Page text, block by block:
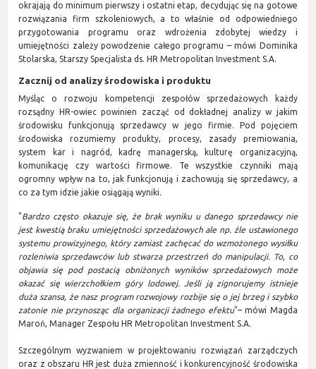
okrajają do minimum pierwszy i ostatni etap, decydując się na gotowe
rozwiązania firm szkoleniowych, a to właśnie od odpowiedniego
przygotowania programu oraz wdrożenia zdobytej wiedzy i
umiejętności zależy powodzenie całego programu – mówi Dominika
Stolarska, Starszy Specjalista ds. HR Metropolitan Investment S.A.
Zacznij od analizy środowiska i produktu
Myśląc o rozwoju kompetencji zespołów sprzedażowych każdy
rozsądny HR-owiec powinien zacząć od dokładnej analizy w jakim
środowisku funkcjonują sprzedawcy w jego firmie. Pod pojęciem
środowiska rozumiemy produkty, procesy, zasady premiowania,
system kar i nagród, kadrę managerską, kulturę organizacyjną,
komunikację czy wartości firmowe. Te wszystkie czynniki mają
ogromny wpływ na to, jak funkcjonują i zachowują się sprzedawcy, a
co za tym idzie jakie osiągają wyniki.
"Bardzo często okazuje się, że brak wyniku u danego sprzedawcy nie
jest kwestią braku umiejętności sprzedażowych ale np. źle ustawionego
systemu prowizyjnego, który zamiast zachęcać do wzmożonego wysiłku
rozleniwia sprzedawców lub stwarza przestrzeń do manipulacji. To, co
objawia się pod postacią obniżonych wyników sprzedażowych może
okazać się wierzchołkiem góry lodowej. Jeśli ją zignorujemy istnieje
duża szansa, że nasz program rozwojowy rozbije się o jej brzeg i szybko
zatonie nie przynosząc dla organizacji żadnego efektu"– mówi Magda
Maroń, Manager Zespołu HR Metropolitan Investment S.A.
Szczególnym wyzwaniem w projektowaniu rozwiązań zarządczych
oraz z obszaru HR jest duża zmienność i konkurencyjność środowiska